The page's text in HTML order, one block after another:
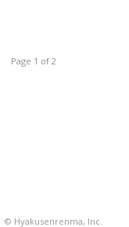
Page 1 of 2
© Hyakusenrenma, Inc.